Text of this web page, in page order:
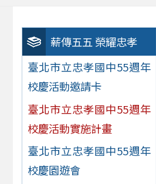
薪傳五五 榮耀忠孝
臺北市立忠孝國中55週年
校慶活動邀請卡
臺北市立忠孝國中55週年
校慶活動實施計畫
臺北市立忠孝國中55週年
校慶園遊會